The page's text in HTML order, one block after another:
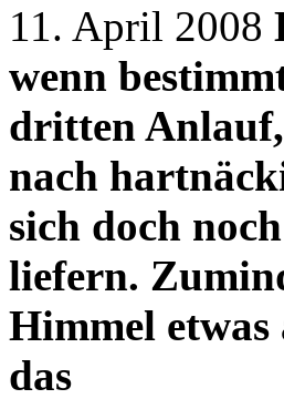
11. April 2008
wenn
dritten Anlauf,
nach
sich doch
liefern.
Himmel
das